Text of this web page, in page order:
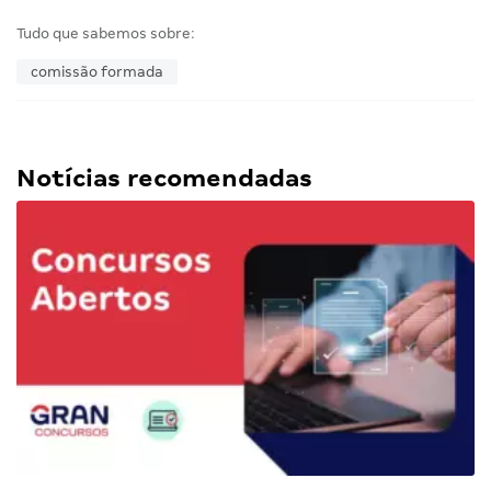
Tudo que sabemos sobre:
comissão formada
Notícias recomendadas